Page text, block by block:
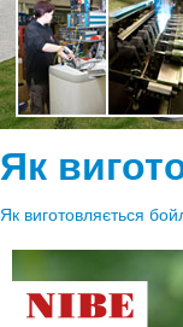
Як
Як виготовляється